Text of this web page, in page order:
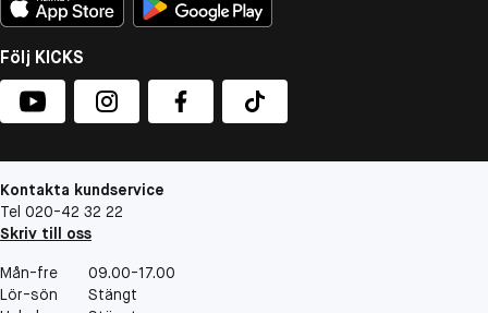
Följ KICKS
Kontakta kundservice
Tel 020-42 32 22
Skriv till oss
Mån-fre
09.00-17.00
Lör-sön
Stängt